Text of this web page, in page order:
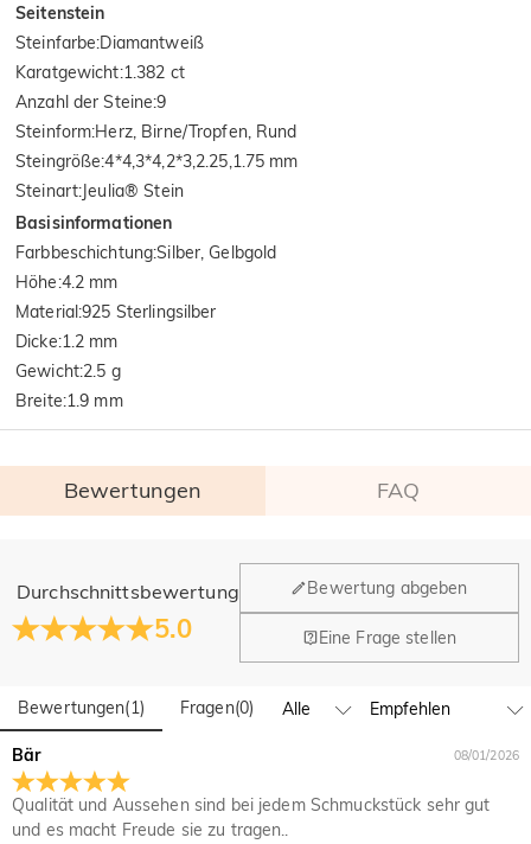
Seitenstein
Steinfarbe:Diamantweiß
Karatgewicht:1.382 ct
Anzahl der Steine:9
Steinform:Herz, Birne/Tropfen, Rund
Steingröße:4*4,3*4,2*3,2.25,1.75 mm
Steinart:Jeulia® Stein
Basisinformationen
Farbbeschichtung:Silber, Gelbgold
Höhe:4.2 mm
Material:925 Sterlingsilber
Dicke:1.2 mm
Gewicht:2.5 g
Breite:1.9 mm
Bewertungen FAQ
Durchschnittsbewertung
5.0
Bewertung abgeben
Eine Frage stellen
Bewertungen(1) Fragen(0)
Bär
Qualität und Aussehen sind bei jedem Schmuckstück sehr gut
und es macht Freude sie zu tragen..
08/01/2026
Allgemein
Wo befindet sich Ihr Unternehmen?
Unser Hauptbüro befindet sich in Los Angeles, Kalifornien,
(China) haben.
Ja! Wir betreiben derzeit ein Brand-Flagship-Geschäft in
Spanien und einen Pop-up-Store in Singapur, wo Kunden vor
Ladengeschäft weiter ausbauen—bleiben Sie gespannt!
Bestellungen und Zahlungsbedingungen
Wie kann ich meine Bestellung ändern, nachdem
meine Bestellung aufgegeben wurde?